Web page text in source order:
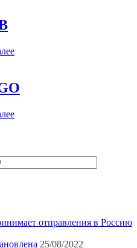
отправления в Россию
25/08/2022